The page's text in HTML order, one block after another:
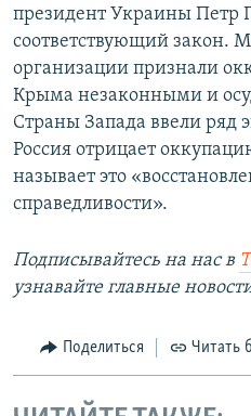
президент Украины Петр
соответствующий закон.
организации признали
Крыма незаконными и
Страны Запада ввели ряд
Россия отрицает
называет это
справедливости».
Подписывайтесь на наc в
узнавайте главные
Поделиться Читать